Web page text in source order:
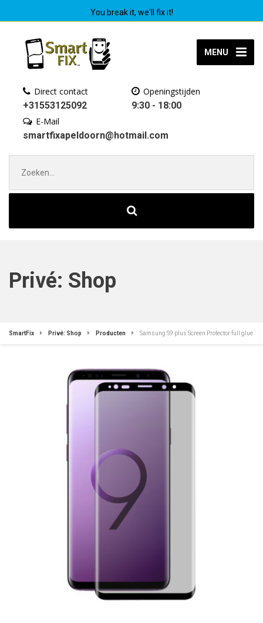
You break it, we'll fix it!
MENU
Direct contact
+31553125092
Openingstijden
9:30 - 18:00
E-Mail
smartfixapeldoorn@hotmail.com
naar:
Privé: Shop
SmartFix Privé: Shop Producten Samsung S9 plus Screen Protector full glue